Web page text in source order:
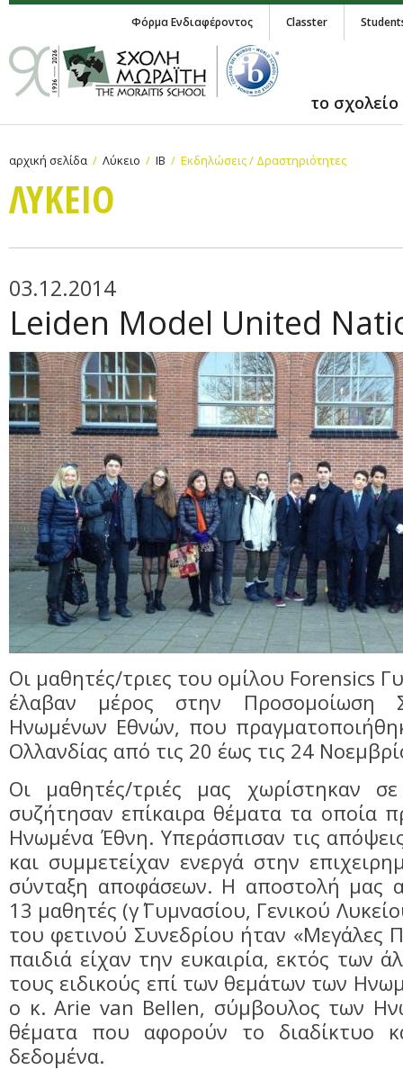
Φόρμα Ενδιαφέροντος Classter
το σχολείο
αρχική σελίδα Λύκειο IB Εκδηλώσεις / Δραστηριότητες
ΛΥΚΕΙΟ
03.12.2014
Leiden Model United
Οι μαθητές/τριες του ομίλου Forensics
έλαβαν μέρος στην Προσομοίωση
Ηνωμένων Εθνών, που
Ολλανδίας από τις 20 έως τις 24
Οι μαθητές/τριές μας χωρίστηκαν
συζήτησαν επίκαιρα θέματα τα οποία
Ηνωμένα Έθνη. Υπεράσπισαν τις
και συμμετείχαν ενεργά στην
σύνταξη αποφάσεων. Η αποστολή μας
13 μαθητές (γ΄ Γυμνασίου, Γενικού
του φετινού Συνεδρίου ήταν «Μεγάλες
παιδιά είχαν την ευκαιρία, εκτός των
τους ειδικούς επί των θεμάτων των
ο κ. Arie van Bellen, σύμβουλος των
θέματα που αφορούν το διαδίκτυο
δεδομένα.